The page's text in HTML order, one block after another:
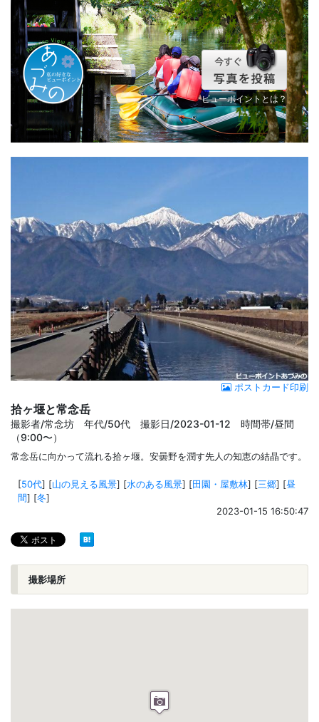
ビューポイントとは？
ポストカード印刷
拾ヶ堰と常念岳
撮影者/常念坊 年代/50代 撮影日/2023-01-12 時間帯/昼間
（9:00〜）
常念岳に向かって流れる拾ヶ堰。安曇野を潤す先人の知恵の結晶です。
[50代] [山の見える風景] [水のある風景] [田園・屋敷林] [三郷] [昼
間] [冬]
2023-01-15 16:50:47
撮影場所